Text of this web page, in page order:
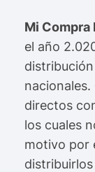
Mi Compra
el año
directos
los cuales
motivo por